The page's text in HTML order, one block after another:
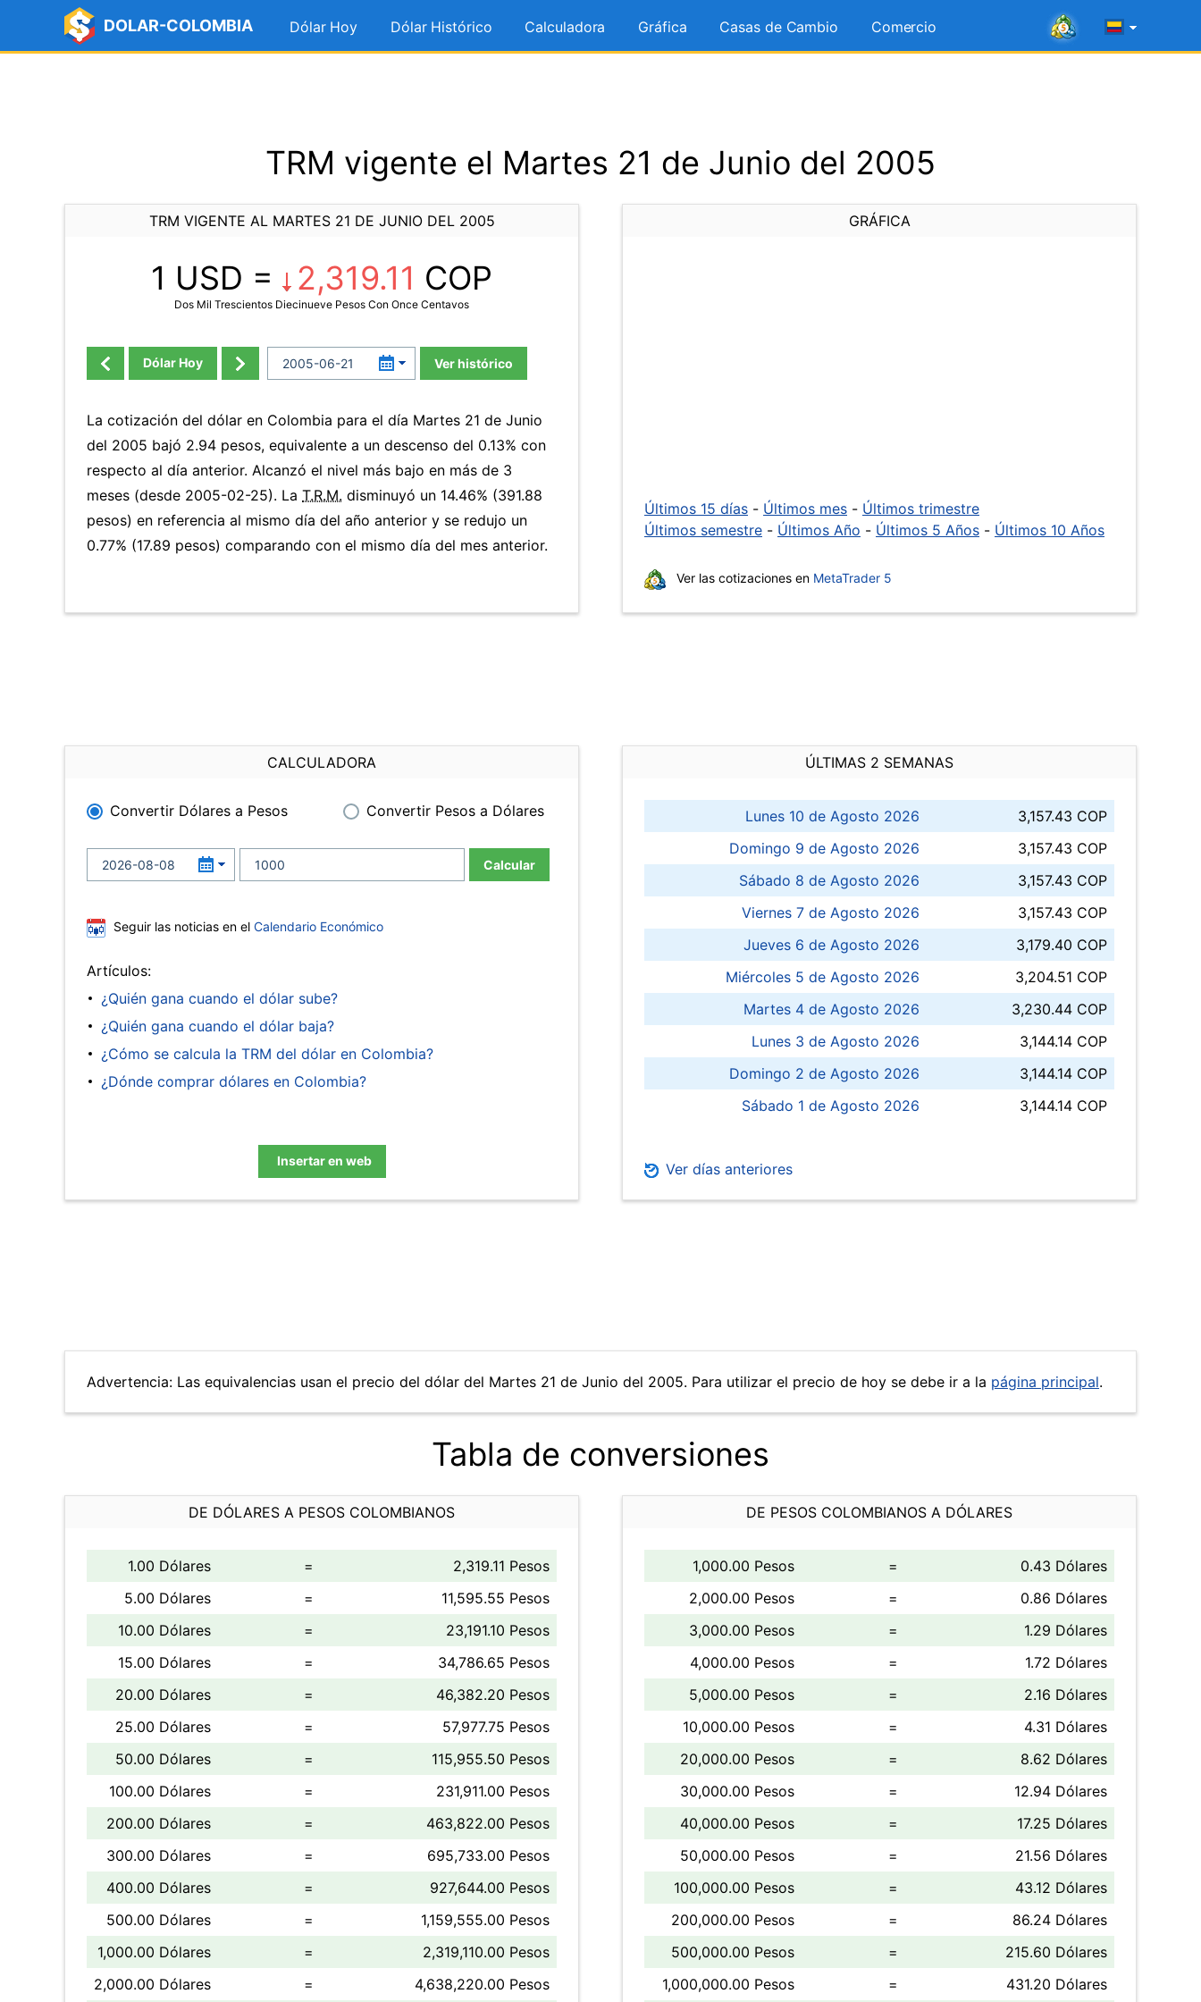
DOLAR-COLOMBIA Dólar Hoy Dólar Histórico Calculadora Gráfica Casas de Cambio Comercio
TRM vigente el Martes 21 de Junio del 2005
TRM VIGENTE AL MARTES 21 DE JUNIO DEL 2005
1 USD = 2,319.11 COP
Dos Mil Trescientos Diecinueve Pesos Con Once Centavos
Dólar Hoy Ver histórico
La cotización del dólar en Colombia para el día Martes 21 de Junio
del 2005 bajó 2.94 pesos, equivalente a un descenso del 0.13% con
respecto al día anterior. Alcanzó el nivel más bajo en más de 3
meses (desde 2005-02-25). La T.R.M. disminuyó un 14.46% (391.88
pesos) en referencia al mismo día del año anterior y se redujo un
0.77% (17.89 pesos) comparando con el mismo día del mes anterior.
GRÁFICA
Últimos 15 días - Últimos mes - Últimos trimestre
Últimos semestre - Últimos Año - Últimos 5 Años - Últimos 10 Años
Ver las cotizaciones en MetaTrader 5
CALCULADORA
Convertir Dólares a Pesos Convertir Pesos a Dólares
Calcular
Seguir las noticias en el Calendario Económico
Artículos:
¿Quién gana cuando el dólar sube?
¿Quién gana cuando el dólar baja?
¿Cómo se calcula la TRM del dólar en Colombia?
¿Dónde comprar dólares en Colombia?
Insertar en web
ÚLTIMAS 2 SEMANAS
Lunes 10 de Agosto 2026
3,157.43 COP
Domingo 9 de Agosto 2026
3,157.43 COP
Sábado 8 de Agosto 2026
3,157.43 COP
Viernes 7 de Agosto 2026
3,157.43 COP
Jueves 6 de Agosto 2026
3,179.40 COP
Miércoles 5 de Agosto 2026
3,204.51 COP
Martes 4 de Agosto 2026
3,230.44 COP
Lunes 3 de Agosto 2026
3,144.14 COP
Domingo 2 de Agosto 2026
3,144.14 COP
Sábado 1 de Agosto 2026
3,144.14 COP
Ver días anteriores
Advertencia: Las equivalencias usan el precio del dólar del Martes 21 de Junio del 2005. Para utilizar el precio de hoy se debe ir a la página principal.
Tabla de conversiones
DE DÓLARES A PESOS COLOMBIANOS
1.00 Dólares =
2,319.11 Pesos
5.00 Dólares
=
11,595.55 Pesos
10.00 Dólares
=
23,191.10 Pesos
15.00 Dólares
=
34,786.65 Pesos
20.00 Dólares
=
46,382.20 Pesos
25.00 Dólares
=
57,977.75 Pesos
50.00 Dólares
=
115,955.50 Pesos
100.00 Dólares
=
231,911.00 Pesos
200.00 Dólares
=
463,822.00 Pesos
300.00 Dólares
=
695,733.00 Pesos
400.00 Dólares
=
927,644.00 Pesos
500.00 Dólares
=
1,159,555.00 Pesos
1,000.00 Dólares
=
2,319,110.00 Pesos
2,000.00 Dólares
= 4,638,220.00 Pesos
DE PESOS COLOMBIANOS A DÓLARES
1,000.00 Pesos =
0.43 Dólares
2,000.00 Pesos
=
0.86 Dólares
3,000.00 Pesos
=
1.29 Dólares
4,000.00 Pesos
=
1.72 Dólares
5,000.00 Pesos
=
2.16 Dólares
10,000.00 Pesos
=
4.31 Dólares
20,000.00 Pesos
=
8.62 Dólares
30,000.00 Pesos
=
12.94 Dólares
40,000.00 Pesos
=
17.25 Dólares
50,000.00 Pesos
=
21.56 Dólares
100,000.00 Pesos
=
43.12 Dólares
200,000.00 Pesos
=
86.24 Dólares
500,000.00 Pesos
=
215.60 Dólares
1,000,000.00 Pesos
= 431.20 Dólares